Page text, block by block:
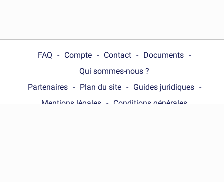
FAQ Compte Contact
Documents
Qui sommes-nous ?
Partenaires
Plan du site
Guides juridiques
Mentions légales
Conditions générales